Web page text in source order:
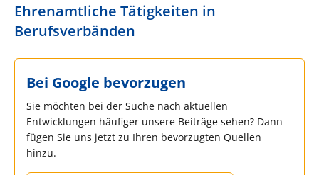
Ehrenamtliche Tätigkeiten in
Berufsverbänden
Bei Google bevorzugen
Sie möchten bei der Suche nach aktuellen
Entwicklungen häufiger unsere Beiträge sehen? Dann
fügen Sie uns jetzt zu Ihren bevorzugten Quellen
hinzu.